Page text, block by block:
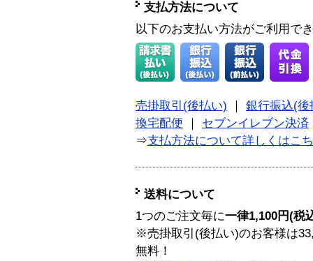
支払方法について
以下のお支払い方法がご利用で
売掛取引(後払い)
銀行振込(後
換宅配便
セブンイレブン決済
⇒支払方法について詳しくはこ
送料について
1つのご注文毎に一律1,100円(税
※売掛取引(後払い)のお客様は
無料！